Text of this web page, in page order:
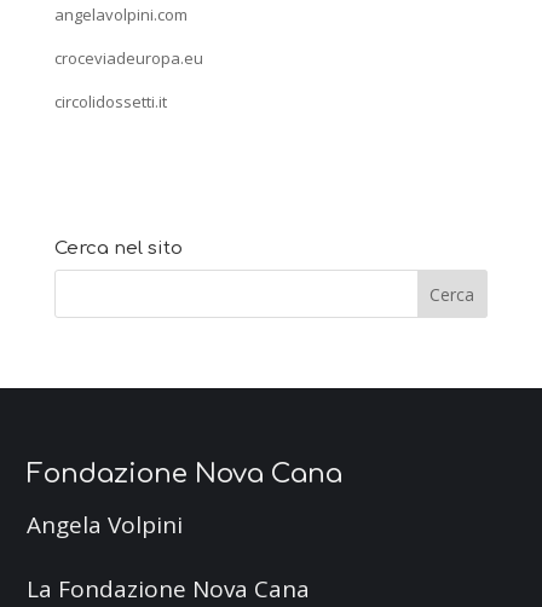
angelavolpini.com
croceviadeuropa.eu
circolidossetti.it
Cerca nel sito
Fondazione Nova Cana
Angela Volpini
La Fondazione Nova Cana